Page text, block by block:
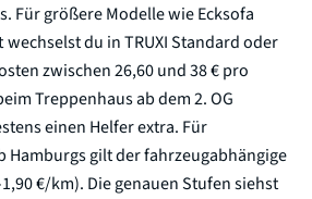
Für größere Modelle wie Ecksofa
du in TRUXI Standard oder
zwischen 26,60 und 38 € pro
Treppenhaus ab dem 2. OG
einen Helfer extra. Für
Hamburgs gilt der fahrzeugabhängige
€/km). Die genauen Stufen siehst